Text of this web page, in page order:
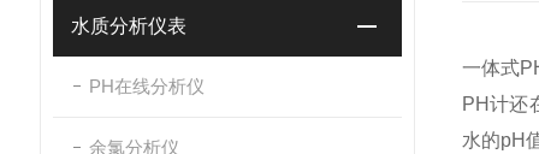
水质分析仪表
PH在线分析仪
余氯分析仪
一体式
PH计还
水的pH